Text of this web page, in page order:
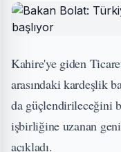
Kahire'ye giden
arasındaki kardeşlik
da güçlendirileceğini
işbirliğine uzanan
açıkladı.